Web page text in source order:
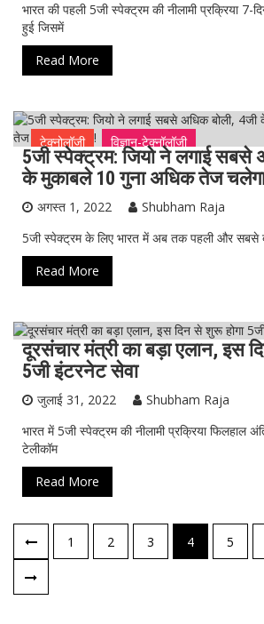
भारत की पहली 5जी स्पेक्ट्रम की नीलामी प्रक्रिया 7-
हुई जिसमें
Read More
टेक्नोलॉजी विज्ञान-टेक्नॉलॉजी
5जी स्पेक्ट्रम: जियो ने लगाई सबसे
के मुकाबले 10 गुना अधिक तेज
अगस्त 1, 2022
Shubham Raja
5जी स्पेक्ट्रम के लिए भारत में अब तक पहली और सबसे
Read More
टेक्नोलॉजी विज्ञान-टेक्नॉलॉजी
दूरसंचार मंत्री का बड़ा एलान, इस
5जी इंटरनेट सेवा
जुलाई 31, 2022
Shubham Raja
भारत में 5जी स्पेक्ट्रम की नीलामी प्रक्रिया फिलहाल
टेलीकॉम
Read More
पोस्ट्स
नेविगेशन
1 2 3 4 5